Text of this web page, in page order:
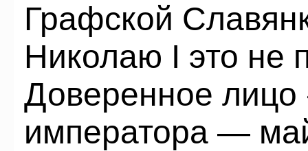
Графской
Николаю I это не
Доверенное лицо
императора —